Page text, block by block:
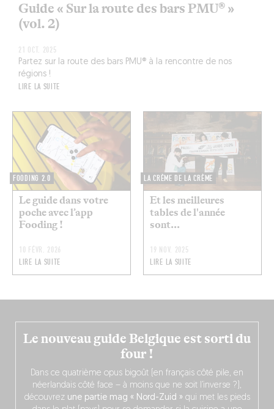
Guide « Sur la route des bars PMU® »
(vol. 2)
21 OCT. 2025
Partez sur la route des bars PMU® à la rencontre de nos
régions !
LIRE LA SUITE
FOODING 2.0
Le guide dans votre
poche avec l’app
Fooding !
10 FÉVR. 2026
LIRE LA SUITE
LA CRÈME DE LA CRÈME
Et les meilleures
tables de l'année
sont...
19 NOV. 2025
LIRE LA SUITE
Le nouveau guide Belgique est sorti du
four !
Dans ce quatrième opus bigoût (en français côté pile, en
néerlandais côté face – à moins que ne soit l’inverse ?),
découvrez une partie mag « Nord-Zuid » qui met les pieds